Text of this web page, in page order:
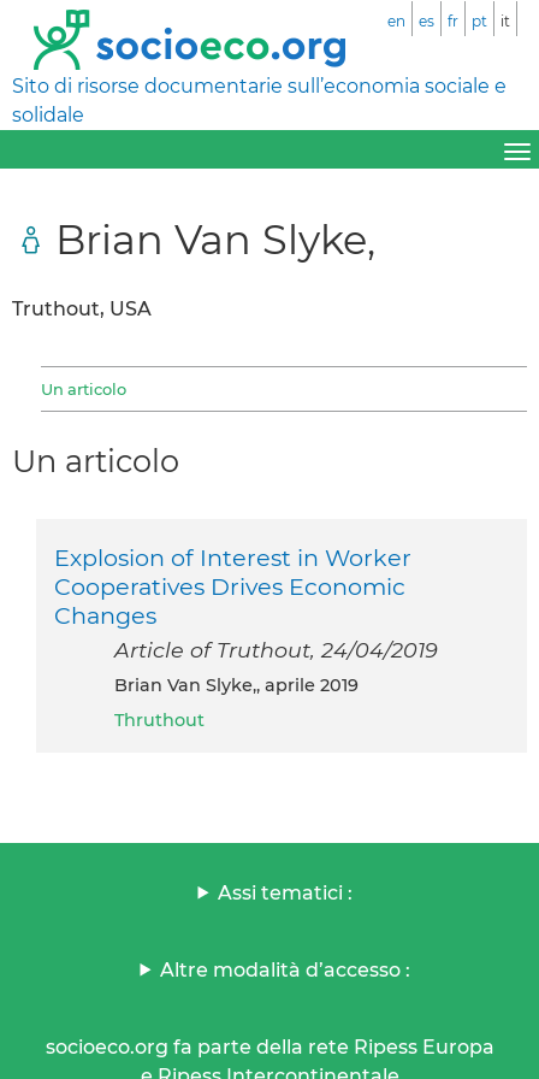
Sito di risorse documentarie sull’economia sociale e
solidale
en es fr pt it
Brian Van Slyke,
Truthout, USA
Un articolo
Un articolo
Explosion of Interest in Worker
Cooperatives Drives Economic
Changes
Article of Truthout, 24/04/2019
Brian Van Slyke,, aprile 2019
Thruthout
Assi tematici :
Altre modalità d’accesso :
socioeco.org fa parte della rete Ripess Europa